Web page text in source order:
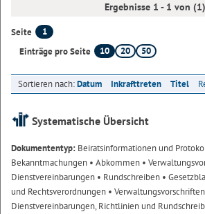
Ergebnisse 1 - 1 von (1)
Seite
1
Einträge pro Seite
10 20 50
Sortieren nach:Datum Inkrafttreten Titel
Systematische Übersicht
Dokumententyp: Beiratsinformationen und
Bekanntmachungen • Abkommen •
Dienstvereinbarungen • Rundschreiben •
und Rechtsverordnungen •
Dienstvereinbarungen, Richtlinien und